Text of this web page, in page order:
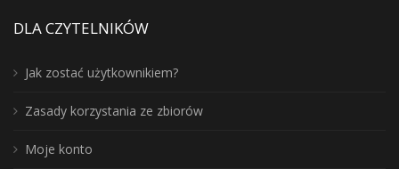
DLA CZYTELNIKÓW
Jak zostać użytkownikiem?
Zasady korzystania ze zbiorów
Moje konto